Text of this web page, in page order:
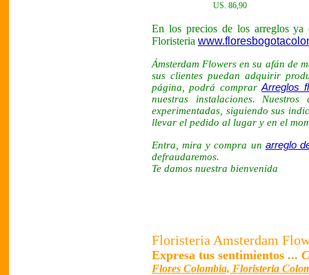
US. 86,90
En los precios de los arreglos
Floristeria
Ámsterdam Flowers en su afán de
sus clientes puedan adquirir
página, podrá comprarArreglos
nuestras instalaciones.
experimentadas, siguiendo sus
llevar el pedido al lugar y en el
Entra, mira y compra un arreglo
defraudaremos.
Te damos nuestra bienvenida
Floristeria Amsterdam
Expresa tus sentimientos ...
Flores Colombia, Floristeria